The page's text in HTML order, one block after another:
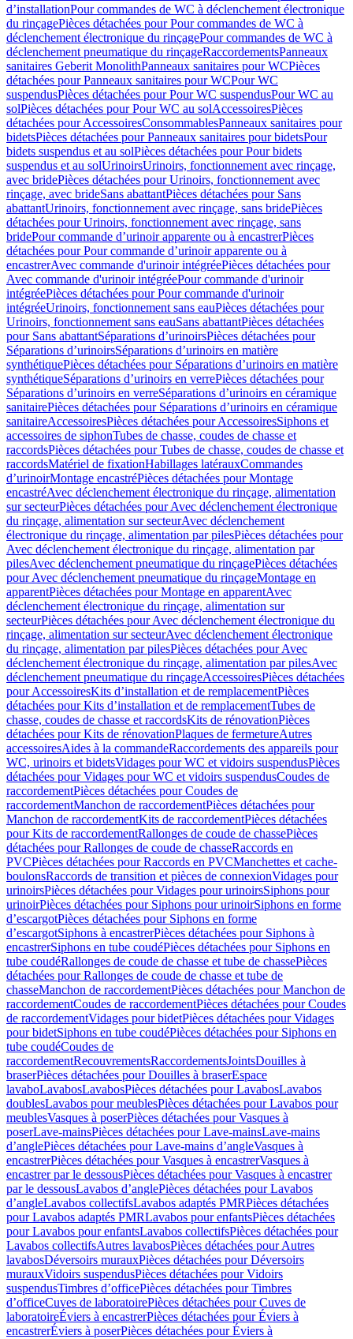
d’installationPour commandes de WC à déclenchement électronique
du rinçagePièces détachées pour Pour commandes de WC à
déclenchement électronique du rinçagePour commandes de WC à
déclenchement pneumatique du rinçageRaccordementsPanneaux
sanitaires Geberit MonolithPanneaux sanitaires pour WCPièces
détachées pour Panneaux sanitaires pour WCPour WC
suspendusPièces détachées pour Pour WC suspendusPour WC au
solPièces détachées pour Pour WC au solAccessoiresPièces
détachées pour AccessoiresConsommablesPanneaux sanitaires pour
bidetsPièces détachées pour Panneaux sanitaires pour bidetsPour
bidets suspendus et au solPièces détachées pour Pour bidets
suspendus et au solUrinoirsUrinoirs, fonctionnement avec rinçage,
avec bridePièces détachées pour Urinoirs, fonctionnement avec
rinçage, avec brideSans abattantPièces détachées pour Sans
abattantUrinoirs, fonctionnement avec rinçage, sans bridePièces
détachées pour Urinoirs, fonctionnement avec rinçage, sans
bridePour commande d’urinoir apparente ou à encastrerPièces
détachées pour Pour commande d’urinoir apparente ou à
encastrerAvec commande d'urinoir intégréePièces détachées pour
Avec commande d'urinoir intégréePour commande d'urinoir
intégréePièces détachées pour Pour commande d'urinoir
intégréeUrinoirs, fonctionnement sans eauPièces détachées pour
Urinoirs, fonctionnement sans eauSans abattantPièces détachées
pour Sans abattantSéparations d’urinoirsPièces détachées pour
Séparations d’urinoirsSéparations d’urinoirs en matière
synthétiquePièces détachées pour Séparations d’urinoirs en matière
synthétiqueSéparations d’urinoirs en verrePièces détachées pour
Séparations d’urinoirs en verreSéparations d’urinoirs en céramique
sanitairePièces détachées pour Séparations d’urinoirs en céramique
sanitaireAccessoiresPièces détachées pour AccessoiresSiphons et
accessoires de siphonTubes de chasse, coudes de chasse et
raccordsPièces détachées pour Tubes de chasse, coudes de chasse et
raccordsMatériel de fixationHabillages latérauxCommandes
dʼurinoirMontage encastréPièces détachées pour Montage
encastréAvec déclenchement électronique du rinçage, alimentation
sur secteurPièces détachées pour Avec déclenchement électronique
du rinçage, alimentation sur secteurAvec déclenchement
électronique du rinçage, alimentation par pilesPièces détachées pour
Avec déclenchement électronique du rinçage, alimentation par
pilesAvec déclenchement pneumatique du rinçagePièces détachées
pour Avec déclenchement pneumatique du rinçageMontage en
apparentPièces détachées pour Montage en apparentAvec
déclenchement électronique du rinçage, alimentation sur
secteurPièces détachées pour Avec déclenchement électronique du
rinçage, alimentation sur secteurAvec déclenchement électronique
du rinçage, alimentation par pilesPièces détachées pour Avec
déclenchement électronique du rinçage, alimentation par pilesAvec
déclenchement pneumatique du rinçageAccessoiresPièces détachées
pour AccessoiresKits d’installation et de remplacementPièces
détachées pour Kits d’installation et de remplacementTubes de
chasse, coudes de chasse et raccordsKits de rénovationPièces
détachées pour Kits de rénovationPlaques de fermetureAutres
accessoiresAides à la commandeRaccordements des appareils pour
WC, urinoirs et bidetsVidages pour WC et vidoirs suspendusPièces
détachées pour Vidages pour WC et vidoirs suspendusCoudes de
raccordementPièces détachées pour Coudes de
raccordementManchon de raccordementPièces détachées pour
Manchon de raccordementKits de raccordementPièces détachées
pour Kits de raccordementRallonges de coude de chassePièces
détachées pour Rallonges de coude de chasseRaccords en
PVCPièces détachées pour Raccords en PVCManchettes et cache-
boulonsRaccords de transition et pièces de connexionVidages pour
urinoirsPièces détachées pour Vidages pour urinoirsSiphons pour
urinoirPièces détachées pour Siphons pour urinoirSiphons en forme
d’escargotPièces détachées pour Siphons en forme
d’escargotSiphons à encastrerPièces détachées pour Siphons à
encastrerSiphons en tube coudéPièces détachées pour Siphons en
tube coudéRallonges de coude de chasse et tube de chassePièces
détachées pour Rallonges de coude de chasse et tube de
chasseManchon de raccordementPièces détachées pour Manchon de
raccordementCoudes de raccordementPièces détachées pour Coudes
de raccordementVidages pour bidetPièces détachées pour Vidages
pour bidetSiphons en tube coudéPièces détachées pour Siphons en
tube coudéCoudes de
raccordementRecouvrementsRaccordementsJointsDouilles à
braserPièces détachées pour Douilles à braserEspace
lavaboLavabosLavabosPièces détachées pour LavabosLavabos
doublesLavabos pour meublesPièces détachées pour Lavabos pour
meublesVasques à poserPièces détachées pour Vasques à
poserLave-mainsPièces détachées pour Lave-mainsLave-mains
d’anglePièces détachées pour Lave-mains d’angleVasques à
encastrerPièces détachées pour Vasques à encastrerVasques à
encastrer par le dessousPièces détachées pour Vasques à encastrer
par le dessousLavabos d’anglePièces détachées pour Lavabos
d’angleLavabos collectifsLavabos adaptés PMRPièces détachées
pour Lavabos adaptés PMRLavabos pour enfantsPièces détachées
pour Lavabos pour enfantsLavabos collectifsPièces détachées pour
Lavabos collectifsAutres lavabosPièces détachées pour Autres
lavabosDéversoirs murauxPièces détachées pour Déversoirs
murauxVidoirs suspendusPièces détachées pour Vidoirs
suspendusTimbres dʼofficePièces détachées pour Timbres
dʼofficeCuves de laboratoirePièces détachées pour Cuves de
laboratoireÉviers à encastrerPièces détachées pour Éviers à
encastrerÉviers à poserPièces détachées pour Éviers à